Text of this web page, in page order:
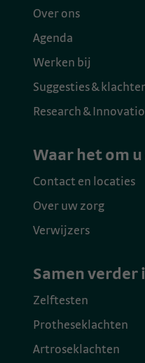
Over ons
Agenda
Werken bij
Suggesties &
Research &
Waar het om
Contact en locaties
Over uw zorg
Verwijzers
Samen verder
Zelftesten
Protheseklachten
Artroseklachten